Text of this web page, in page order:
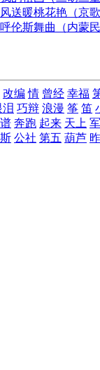
送暖桃花艳（京歌
伦斯舞曲（内蒙
改编 情 曾经 幸福
泪 巧辩 浪漫 筝 笛
奔跑 起来 天上
公社 第五 葫芦